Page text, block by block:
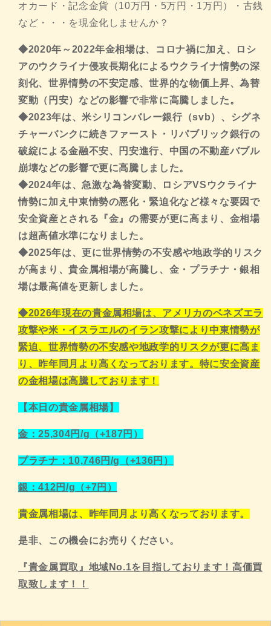
オカード・記念金貨（10万円・5万円・1万円）・古銭
など・・・を現金化しませんか？
◆2020年～2022年金相場は、コロナ禍に加え、ロシ
アのウクライナ侵攻長期化によるウクライナ情勢の深
刻化、世界情勢の不安定感、世界的な物価上昇、為替
変動（円安）などの影響で非常に高騰しました。
◆2023年は、米シリコンバレー銀行（svb）、シグネ
チャーバンクに続きファースト・リパブリック銀行の
破綻による金融不安、円安進行、中国の不動産バブル
崩壊などの影響で更に高騰しました。
◆2024年は、急激な為替変動、ロシアVSウクライナ
情勢に加え中東情勢の悪化・緊迫化など様々な要因で
安全資産とされる『金』の需要が更に高まり、金相場
は超高値水準になりました。
◆2025年は、更に世界情勢の不安感や地政学的リスク
が高まり、貴金属相場が高騰し、金・プラチナ・銀相
場は最高値を更新しました。
◆2026年現在の貴金属相場は、アメリカのベネズエラ
攻撃や米・イスラエルのイラン攻撃により中東情勢が
緊迫、世界情勢の不安感や地政学的リスクが更に高ま
り、昨年同月より高くなっております。特に安全資産
の金相場は高騰しております！
【本日の貴金属相場】
金：25,304円/g（+187円）
プラチナ：10,746円/g（+136円）
銀：412円/g（+7円）
貴金属相場は、昨年同月より高くなっております。
是非、この機会にお売りください。
『貴金属買取』地域No.1を目指しております！高価買
取致します！！